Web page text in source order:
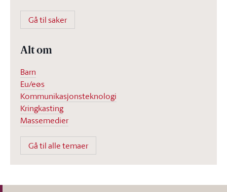
Gå til saker
Alt om
Barn
Eu/eøs
Kommunikasjonsteknologi
Kringkasting
Massemedier
Gå til alle temaer